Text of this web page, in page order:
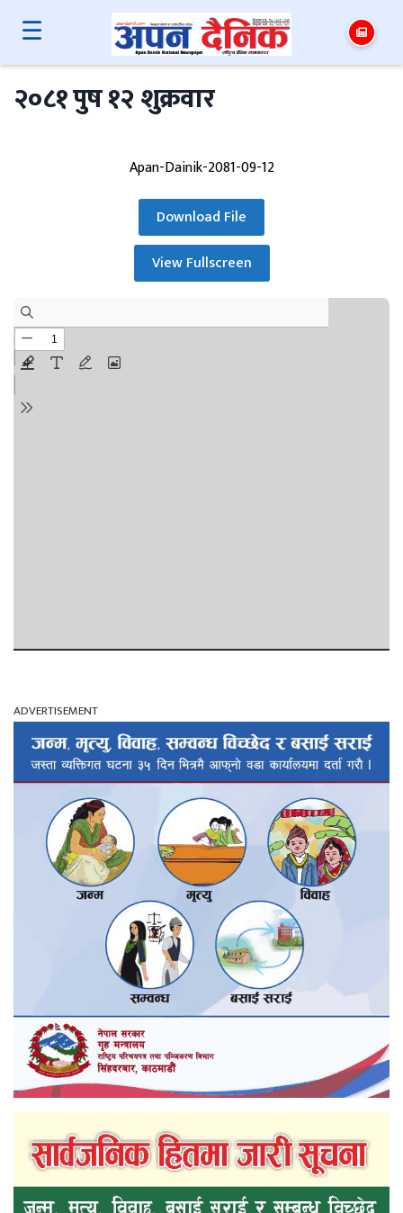
☰
२०८१ पुष १२ शुक्रवार
Apan-Dainik-2081-09-12
Download File
View Fullscreen
ADVERTISEMENT